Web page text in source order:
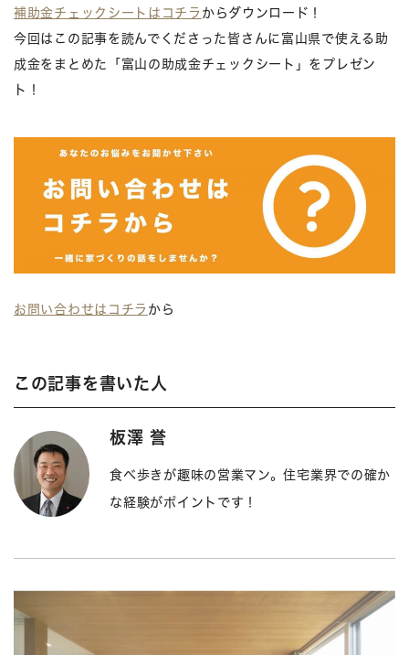
補助金チェックシートはコチラ からダウンロード！
今回はこの記事を読んでくださった皆さんに富山県で使える助
成金をまとめた「富山の助成金チェックシート」をプレゼン
ト！
お問い合わせはコチラ から
この記事を書いた人
板澤 誉
食べ歩きが趣味の営業マン。住宅業界での確か
な経験がポイントです！